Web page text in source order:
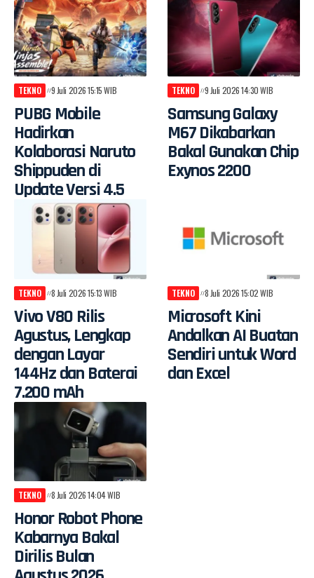
TEKNO 9 Juli 2026 15:15 WIB
PUBG Mobile
Hadirkan
Kolaborasi Naruto
Shippuden di
Update Versi 4.5
TEKNO 9 Juli 2026 14:30 WIB
Samsung Galaxy
M67 Dikabarkan
Bakal Gunakan Chip
Exynos 2200
TEKNO 8 Juli 2026 15:13 WIB
Vivo V80 Rilis
Agustus, Lengkap
dengan Layar
144Hz dan Baterai
7.200 mAh
TEKNO 8 Juli 2026 15:02 WIB
Microsoft Kini
Andalkan AI Buatan
Sendiri untuk Word
dan Excel
TEKNO 8 Juli 2026 14:04 WIB
Honor Robot Phone
Kabarnya Bakal
Dirilis Bulan